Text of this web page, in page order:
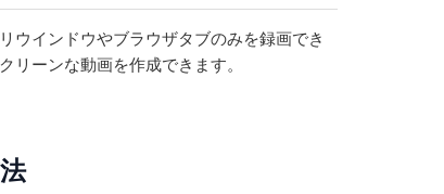
ウインドウやブラウザタブのみを録画でき
リーンな動画を作成できます。